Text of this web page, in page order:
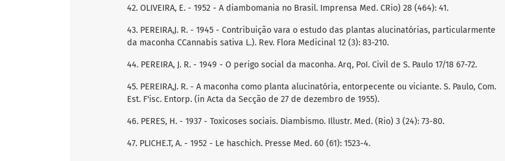
42. OLIVEIRA, E. - 1952 - A diambomania no Brasil. Imprensa Med. CRio) 28 (464): 41.
43. PEREIRA,J. R. - 1945 - Contribuição vara o estudo das plantas alucinatórias, particularmente
da maconha CCannabis sativa L.). Rev. Flora Medicinal 12 (3): 83-210.
44. PEREIRA, J. R. - 1949 - O perigo social da maconha. Arq, PoI. Civil de S. Paulo 17/18 67-72.
45. PEREIRA,J. R. - A maconha como planta alucinatória, entorpecente ou viciante. S. Paulo, Com.
Est. F'isc. Entorp. (in Acta da Secção de 27 de dezembro de 1955).
46. PERES, H. - 1937 - Toxicoses sociais. Diambismo. Illustr. Med. (Rio) 3 (24): 73-80.
47. PLICHE.T, A. - 1952 - Le haschich. Presse Med. 60 (61): 1523-4.